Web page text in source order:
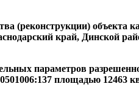
(реконструкции) объекта
край, Динской
параметров
площадью 12463